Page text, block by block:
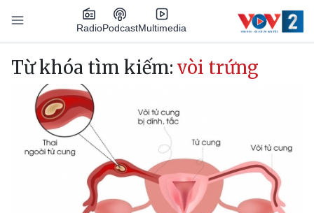
Nhảy đến nội dung
RadioPodcastMultimedia
Main navigation
Từ khóa tìm kiếm: vòi trứng